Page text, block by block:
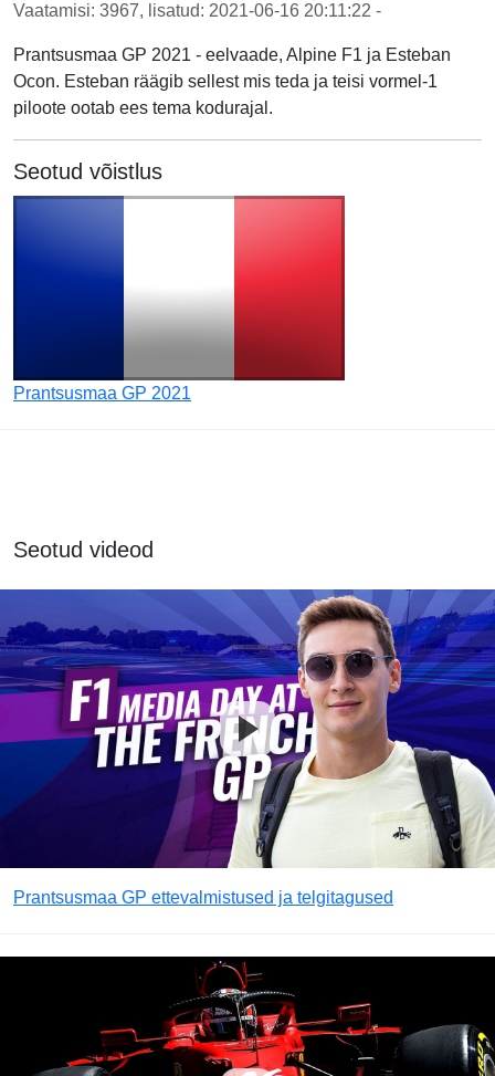
Vaatamisi: 3967, lisatud: 2021-06-16 20:11:22 -
Prantsusmaa GP 2021 - eelvaade, Alpine F1 ja Esteban
Ocon. Esteban räägib sellest mis teda ja teisi vormel-1
piloote ootab ees tema kodurajal.
Seotud võistlus
Prantsusmaa GP 2021
Seotud videod
Prantsusmaa GP ettevalmistused ja telgitagused